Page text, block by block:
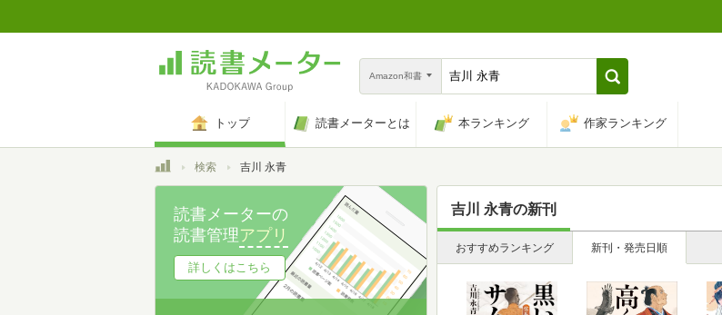
Amazon和書
トップ 読書メーターとは 本ランキング 作家ランキング
トップ検索 吉川 永青
吉川 永青の新刊
おすすめランキング 新刊・発売日順
読書メーターの
読書管理アプリ
詳しくはこちら